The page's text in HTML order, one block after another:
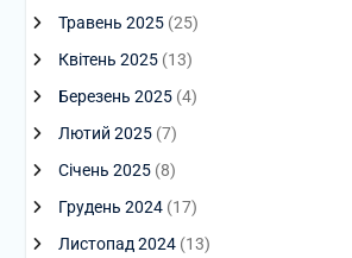
Травень 2025(25)
Квітень 2025(13)
Березень 2025(4)
Лютий 2025(7)
Січень 2025(8)
Грудень 2024(17)
Листопад 2024(13)